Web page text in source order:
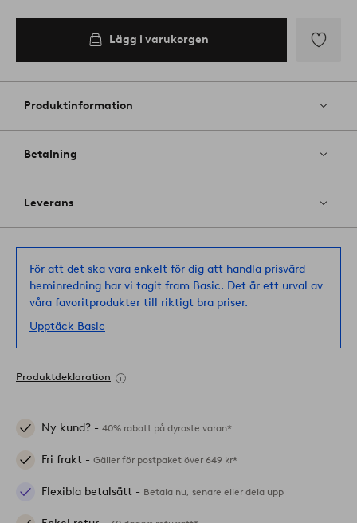
Lägg i varukorgen
till
favoriter
Produktinformation
Betalning
Leverans
För att det ska vara enkelt för dig att handla prisvärd
heminredning har vi tagit fram Basic. Det är ett urval av
våra favoritprodukter till riktigt bra priser.
Upptäck Basic
Produktdeklaration
Ny kund? - 40% rabatt på dyraste varan*
Fri frakt - Gäller för postpaket över 649 kr*
Flexibla betalsätt - Betala nu, senare eller dela upp